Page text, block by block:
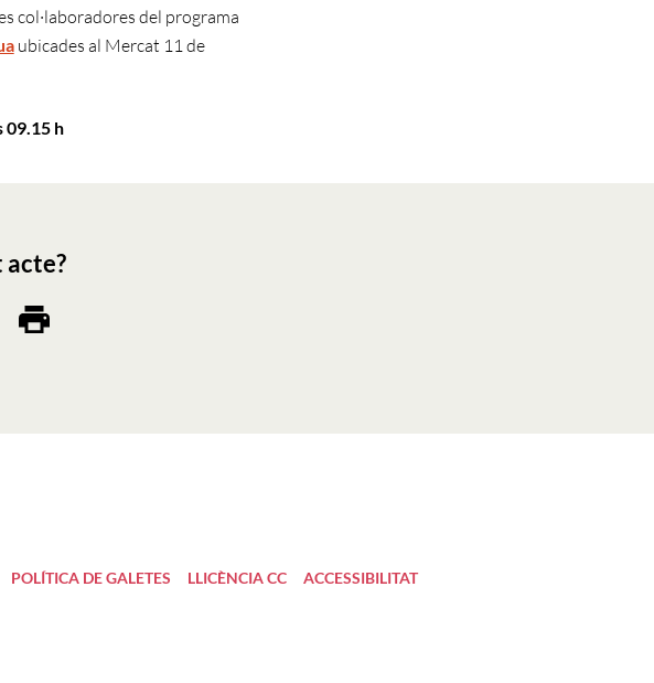
col·laboradores del programa
ubicades al Mercat 11 de
09.15 h
POLÍTICA DE GALETES LLICÈNCIA CC ACCESSIBILITAT